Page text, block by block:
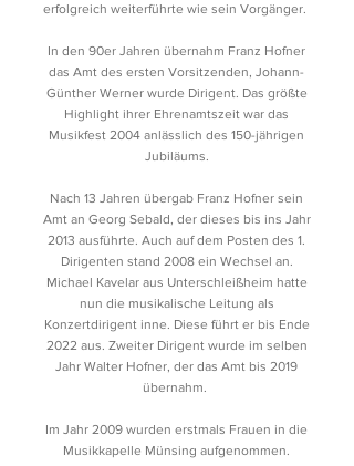
erfolgreich weiterführte wie sein Vorgänger.
In den 90er Jahren übernahm Franz Hofner
das Amt des ersten Vorsitzenden, Johann-
Günther Werner wurde Dirigent. Das größte
Highlight ihrer Ehrenamtszeit war das
Musikfest 2004 anlässlich des 150-jährigen
Jubiläums.
Nach 13 Jahren übergab Franz Hofner sein
Amt an Georg Sebald, der dieses bis ins Jahr
2013 ausführte. Auch auf dem Posten des 1.
Dirigenten stand 2008 ein Wechsel an.
Michael Kavelar aus Unterschleißheim hatte
nun die musikalische Leitung als
Konzertdirigent inne. Diese führt er bis Ende
2022 aus. Zweiter Dirigent wurde im selben
Jahr Walter Hofner, der das Amt bis 2019
übernahm.
Im Jahr 2009 wurden erstmals Frauen in die
Musikkapelle Münsing aufgenommen.